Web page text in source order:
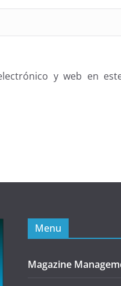
y web en
Menu
Magazine